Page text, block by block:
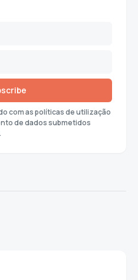
com as políticas de utilização
de dados submetidos